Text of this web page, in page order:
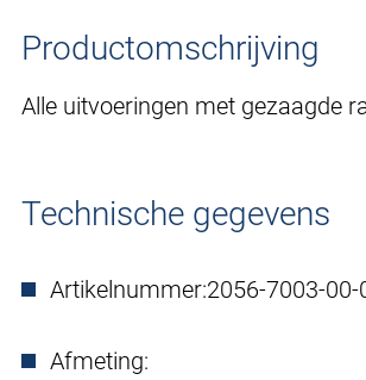
Productomschrijving
Alle uitvoeringen met gezaagde
Technische gegevens
Artikelnummer:2056-7003-00-
Afmeting: